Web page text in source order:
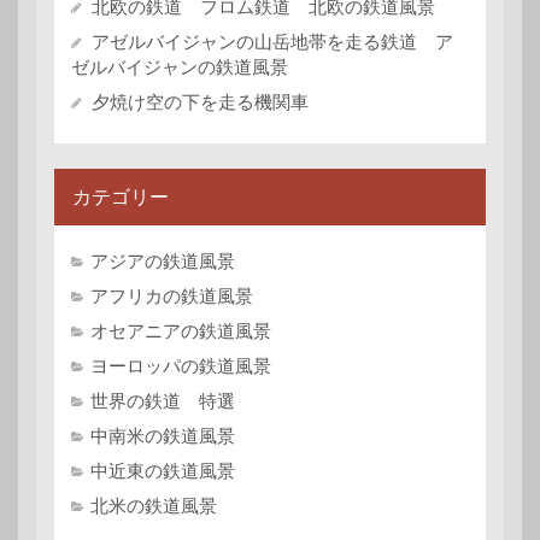
北欧の鉄道 フロム鉄道 北欧の鉄道風景
アゼルバイジャンの山岳地帯を走る鉄道 ア
ゼルバイジャンの鉄道風景
夕焼け空の下を走る機関車
カテゴリー
アジアの鉄道風景
アフリカの鉄道風景
オセアニアの鉄道風景
ヨーロッパの鉄道風景
世界の鉄道 特選
中南米の鉄道風景
中近東の鉄道風景
北米の鉄道風景